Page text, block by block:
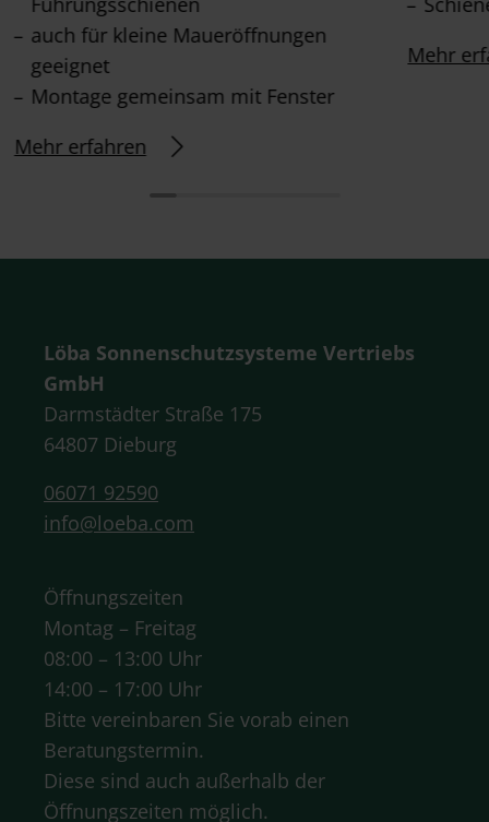
auch für kleine Maueröffnungen
geeignet
Montage gemeinsam mit Fenster
Mehr erfahren
Mehr
Löba Sonnenschutzsysteme Vertriebs
GmbH
Darmstädter Straße 175
64807 Dieburg
06071 92590
info@loeba.com
Öffnungszeiten
Montag – Freitag
08:00 – 13:00 Uhr
14:00 – 17:00 Uhr
Bitte vereinbaren Sie vorab einen
Beratungstermin.
Diese sind auch außerhalb der
Öffnungszeiten möglich.